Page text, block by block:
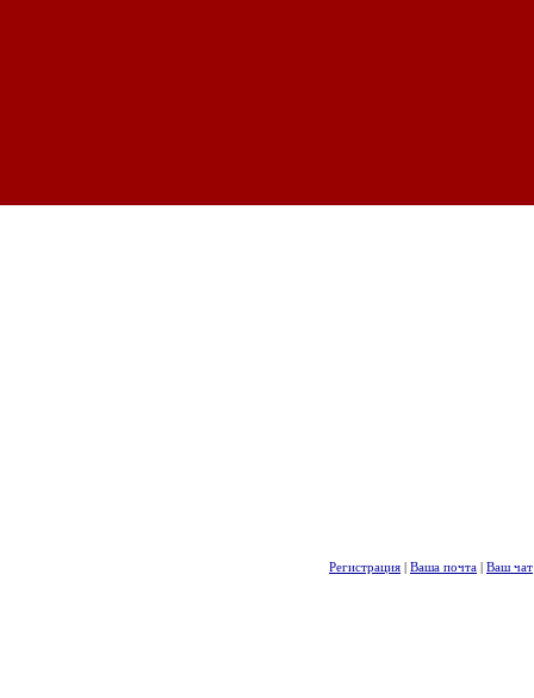
Регистрация | Ваша почта | Ваш чат